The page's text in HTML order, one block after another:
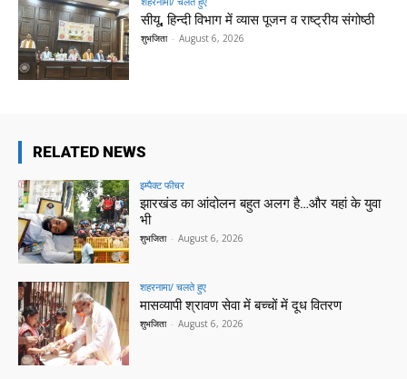
सीयू, हिन्दी विभाग में व्यास पूजन व राष्ट्रीय संगोष्ठी
शुभजिता - August 6, 2026
RELATED NEWS
इम्पैक्ट फीचर
झारखंड का आंदोलन बहुत अलग है…और यहां के युवा
भी
शुभजिता - August 6, 2026
शहरनामा/ चलते हुए
मासव्यापी श्रावण सेवा में बच्चों में दूध वितरण
शुभजिता - August 6, 2026